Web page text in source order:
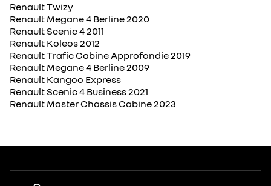
Renault Twizy
Renault Megane 4 Berline 2020
Renault Scenic 4 2011
Renault Koleos 2012
Renault Trafic Cabine Approfondie 2019
Renault Megane 4 Berline 2009
Renault Kangoo Express
Renault Scenic 4 Business 2021
Renault Master Chassis Cabine 2023